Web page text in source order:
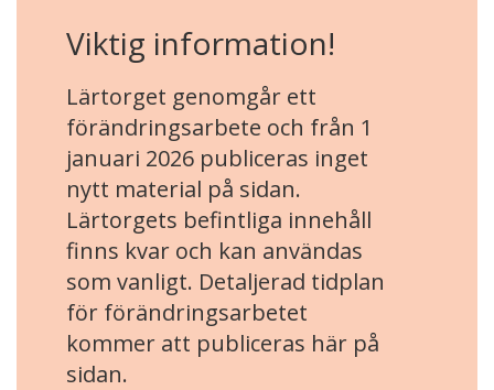
Viktig information!
Lärtorget genomgår ett
förändringsarbete och från 1
januari 2026 publiceras inget
nytt material på sidan.
Lärtorgets befintliga innehåll
finns kvar och kan användas
som vanligt. Detaljerad tidplan
för förändringsarbetet
kommer att publiceras här på
sidan.